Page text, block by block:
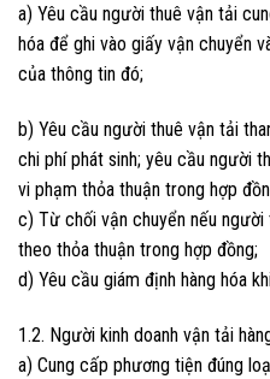
a) Yêu cầu người thuê vận tải
hóa để ghi vào giấy vận chuyển
của thông tin đó;
b) Yêu cầu người thuê vận tải
chi phí phát sinh; yêu cầu người
vi phạm thỏa thuận trong hợp
c) Từ chối vận chuyển nếu
theo thỏa thuận trong hợp đồng;
d) Yêu cầu giám định hàng hóa
1.2. Người kinh doanh vận tải
a) Cung cấp phương tiện đúng